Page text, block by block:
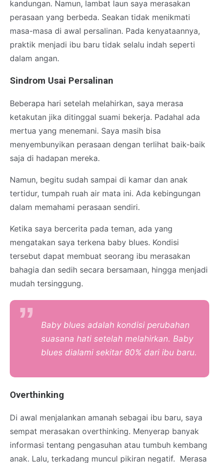
kandungan. Namun, lambat laun saya merasakan
perasaan yang berbeda. Seakan tidak menikmati
masa-masa di awal persalinan. Pada kenyataannya,
praktik menjadi ibu baru tidak selalu indah seperti
dalam angan.
Sindrom Usai Persalinan
Beberapa hari setelah melahirkan, saya merasa
ketakutan jika ditinggal suami bekerja. Padahal ada
mertua yang menemani. Saya masih bisa
menyembunyikan perasaan dengan terlihat baik-baik
saja di hadapan mereka.
Namun, begitu sudah sampai di kamar dan anak
tertidur, tumpah ruah air mata ini. Ada kebingungan
dalam memahami perasaan sendiri.
Ketika saya bercerita pada teman, ada yang
mengatakan saya terkena baby blues. Kondisi
tersebut dapat membuat seorang ibu merasakan
bahagia dan sedih secara bersamaan, hingga menjadi
mudah tersinggung.
Baby blues adalah kondisi perubahan
suasana hati setelah melahirkan. Baby
blues dialami sekitar 80% dari ibu baru.
Overthinking
Di awal menjalankan amanah sebagai ibu baru, saya
sempat merasakan overthinking. Menyerap banyak
informasi tentang pengasuhan atau tumbuh kembang
anak. Lalu, terkadang muncul pikiran negatif. Merasa